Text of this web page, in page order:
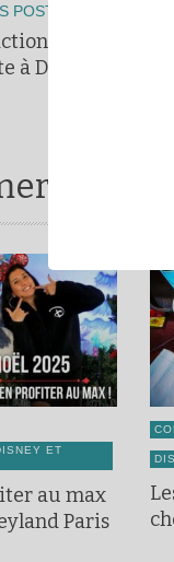
POST
avec 0
à Disneyland
aussi
ET
au max
Paris